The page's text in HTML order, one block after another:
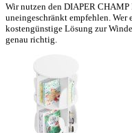
Wir nutzen den DIAPER
uneingeschränkt empfehlen. Wer
kostengünstige Lösung zur
genau richtig.